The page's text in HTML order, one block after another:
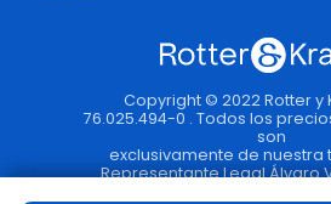
Copyright © 2022 Rotter y
76.025.494-0 . Todos los
son
exclusivamente de nuestra
Representante Legal Álvaro